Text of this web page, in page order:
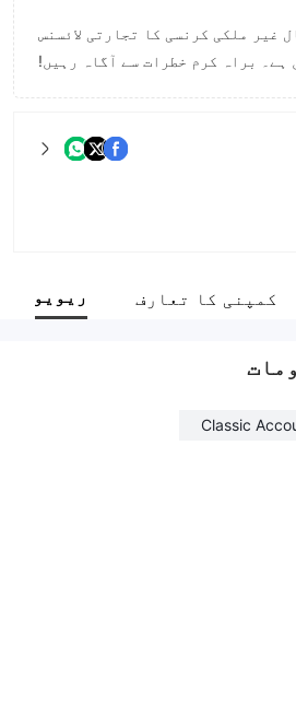
غیر ملکی کرنسی کا تجارتی لائسنس
ہے۔ براہ کرم خطرات سے آگاہ رہیں!
کمپنی کا تعارف ریویو
Classic